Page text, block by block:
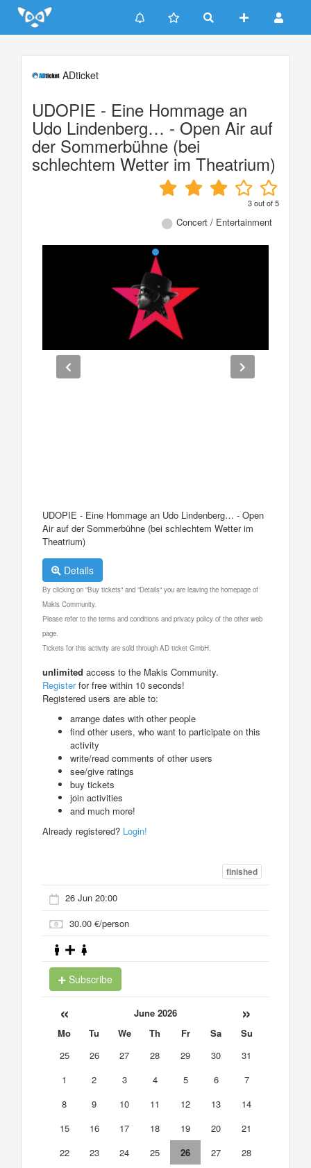
Update cookies preferences
ADticket
UDOPIE - Eine Hommage an
Udo Lindenberg… - Open Air auf
der Sommerbühne (bei
schlechtem Wetter im Theatrium)
3out of5
Concert / Entertainment
UDOPIE - Eine Hommage an Udo Lindenberg… - Open
Air auf der Sommerbühne (bei schlechtem Wetter im
Theatrium)
Details
By clicking on "Buy tickets" and "Details" you are leaving the homepage of
Makis Community.
Please refer to the terms and conditions and privacy policy of the other web
page.
Tickets for this activity are sold through AD ticket GmbH.
unlimited access to the Makis Community.
Registerfor free within 10 seconds!
Registered users are able to:
arrange dates with other people
find other users, who want to participate on this
activity
write/read comments of other users
see/give ratings
buy tickets
join activities
and much more!
Already registered? Login!
finished
26 Jun 20:00
30.00 €/person
Subscribe
« June 2026 »
Mo Tu We Th Fr Sa
Su
25
26 27 28 29 30
31
1
2 3 4 5 6
7
8
9 10 11 12 13
14
15
16 17 18 19 20
21
22
23 24 25 26 27
28